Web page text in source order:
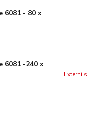
6081 - 80 x
6081 -240 x
Externí